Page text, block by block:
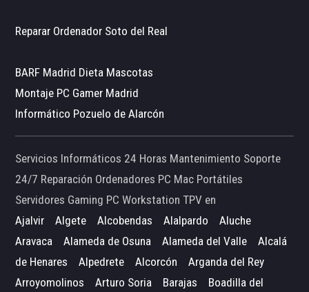
Reparar Ordenador Soto del Real
BARF Madrid Dieta Mascotas
Montaje PC Gamer Madrid
Informático Pozuelo de Alarcón
Servicios Informáticos 24 Horas Mantenimiento Soporte
24/7 Reparación Ordenadores PC Mac Portátiles
Servidores Gaming PC Workstation TPV en
Ajalvir
Algete Alcobendas Alalpardo
Aluche
Aravaca
Alameda de Osuna Alameda del Valle
Alcalá
de Henares
Alpedrete Alcorcón
Arganda del Rey
Arroyomolinos
Arturo Soria Barajas
Boadilla del